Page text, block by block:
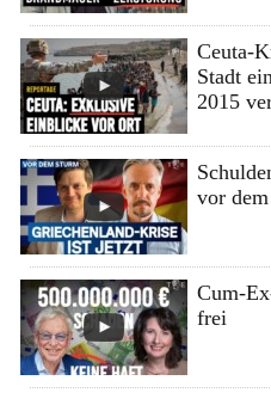
Ceuta-
Stadt
2015
vor
Cum-
frei